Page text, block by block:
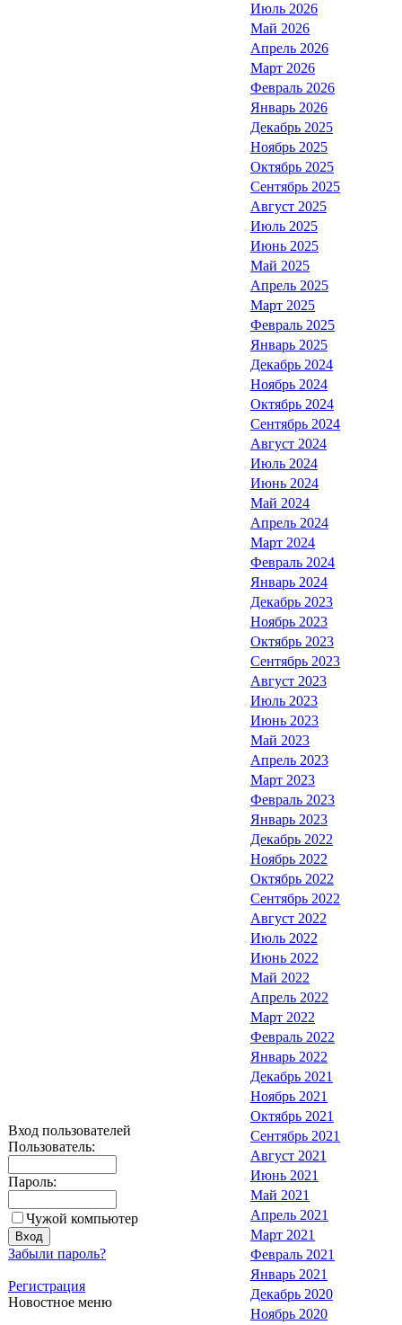
Вход пользователей
Пользователь:
Пароль:
Чужой компьютер
Забыли пароль?
Регистрация
Новостное меню
Июль 2026
Май 2026
Апрель 2026
Март 2026
Февраль 2026
Январь 2026
Декабрь 2025
Ноябрь 2025
Октябрь 2025
Сентябрь 2025
Август 2025
Июль 2025
Июнь 2025
Май 2025
Апрель 2025
Март 2025
Февраль 2025
Январь 2025
Декабрь 2024
Ноябрь 2024
Октябрь 2024
Сентябрь 2024
Август 2024
Июль 2024
Июнь 2024
Май 2024
Апрель 2024
Март 2024
Февраль 2024
Январь 2024
Декабрь 2023
Ноябрь 2023
Октябрь 2023
Сентябрь 2023
Август 2023
Июль 2023
Июнь 2023
Май 2023
Апрель 2023
Март 2023
Февраль 2023
Январь 2023
Декабрь 2022
Ноябрь 2022
Октябрь 2022
Сентябрь 2022
Август 2022
Июль 2022
Июнь 2022
Май 2022
Апрель 2022
Март 2022
Февраль 2022
Январь 2022
Декабрь 2021
Ноябрь 2021
Октябрь 2021
Сентябрь 2021
Август 2021
Июнь 2021
Май 2021
Апрель 2021
Март 2021
Февраль 2021
Январь 2021
Декабрь 2020
Ноябрь 2020